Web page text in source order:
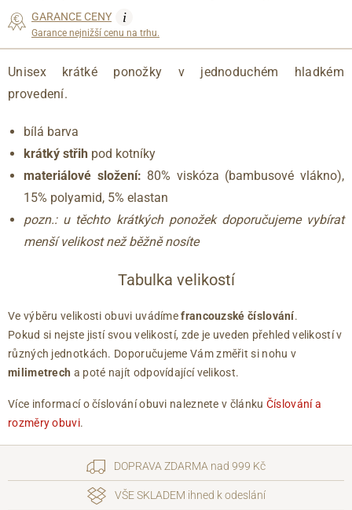
GARANCE CENY i
Garance nejnižší cenu na trhu.
Unisex krátké ponožky v jednoduchém hladkém
provedení.
bílá barva
krátký střih pod kotníky
materiálové složení: 80% viskóza (bambusové vlákno),
15% polyamid, 5% elastan
pozn.: u těchto krátkých ponožek doporučujeme vybírat
menší velikost než běžně nosíte
Tabulka velikostí
Ve výběru velikosti obuvi uvádímefrancouzské číslování.
Pokud si nejste jistí svou velikostí, zde je uveden přehled velikostí v
různých jednotkách. Doporučujeme Vám změřit si nohu v
milimetrech a poté najít odpovídající velikost.
Více informací o číslování obuvi naleznete v článku Číslování a
rozměry obuvi.
DOPRAVA ZDARMA nad 999 Kč
VŠE SKLADEM ihned k odeslání